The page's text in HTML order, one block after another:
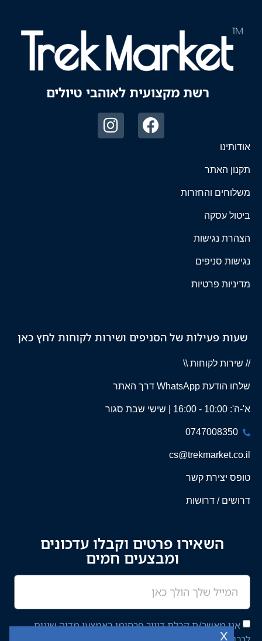
x
רשת מקצועית לאוהבי טיולים
אודותינו
תקנון האתר
משלוחים והחזרות
ביטול עסקה
הצהרת נגישות
נגישות סניפים
מדיניות פרטיות
שעות פעילות של הסניפים ושירות לקוחות לחץ כאן
// שירות לקוחות \\
שלחו הודעת WhatsApp דרך האתר
א'-ה': 10:00 - 16:00 | שישי שבת סגור
0747008350
cs@trekmarket.co.il
טופס יצירת קשר
דרושים / דרושות
השאירו פרטים וקבלו עדכונים
ומבצעים חמים
אני מאשר/ת קבלת דיוור פרסומי באמצעי מדיה שונים